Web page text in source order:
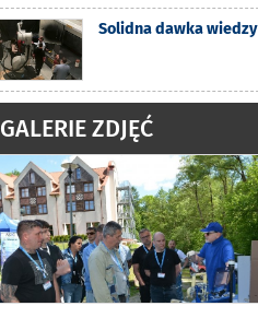
Solidna dawka wiedzy
GALERIE ZDJĘĆ